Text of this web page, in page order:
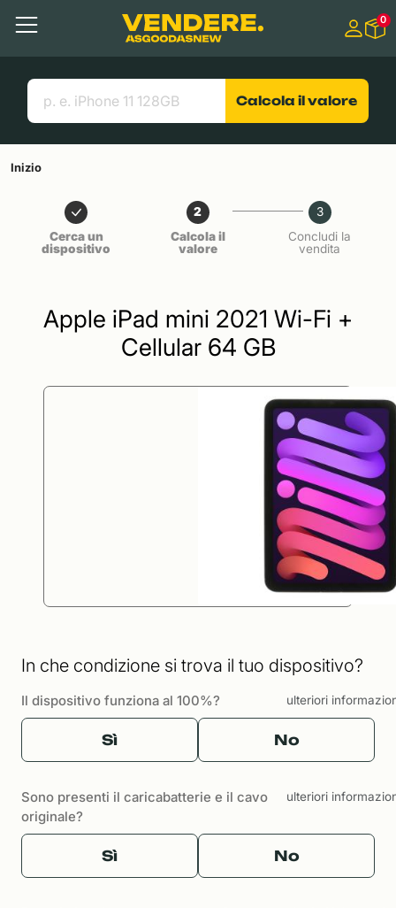
Contenuto principale
Menu
Cerca
Link utili
0
Calcola il valore
Inizio
Cerca un
dispositivo
2
Calcola il
valore
3
Concludi la
vendita
Apple iPad mini 2021 Wi-Fi +
Cellular 64 GB
In che condizione si trova il tuo dispositivo?
Il dispositivo funziona al 100%? ulteriori
Sì No
Sono presenti il caricabatterie e il cavo
originale?
ulteriori
Sì No